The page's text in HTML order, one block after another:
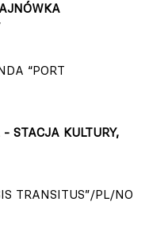
“PORT
STACJA KULTURY,
TRANSITUS”/PL/NO